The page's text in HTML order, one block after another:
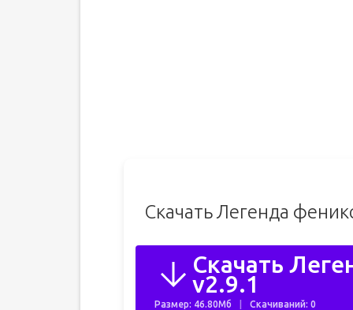
Скачать Легенда
Скачать
v2.9.1
Размер: 46.80Мб Скачиваний: 0